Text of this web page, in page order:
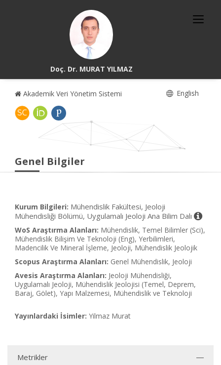
Doç. Dr. MURAT YILMAZ
Akademik Veri Yönetim Sistemi English
Genel Bilgiler
Kurum Bilgileri: Mühendislik Fakültesi, Jeoloji
Mühendisliği Bölümü, Uygulamalı Jeoloji Ana Bilim Dalı
WoS Araştırma Alanları: Mühendislik, Temel Bilimler (Sci),
Mühendislik Bilişim Ve Teknoloji (Eng), Yerbilimleri,
Madencilik Ve Mineral İşleme, Jeoloji, Mühendislik Jeolojik
Scopus Araştırma Alanları: Genel Mühendislik, Jeoloji
Avesis Araştırma Alanları: Jeoloji Mühendisliği,
Uygulamalı Jeoloji, Mühendislik Jeolojisi (Temel, Deprem,
Baraj, Gölet), Yapı Malzemesi, Mühendislik ve Teknoloji
Yayınlardaki İsimler: Yilmaz Murat
Metrikler